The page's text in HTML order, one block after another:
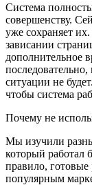
Система
совершенству.
уже сохраняет
зависании
дополнительное
ситуации не
чтобы система
Почему не
Мы изучили
который
правило,
популярным